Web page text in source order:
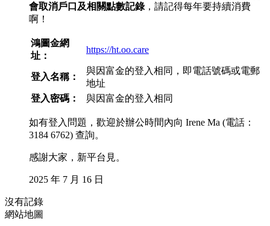
會取消戶口及相關點數記錄，請記得每年要持續消費
啊！
鴻圖金網
址：
https://ht.oo.care
登入名稱：
與因富金的登入相同，即電話號碼或電郵
地址
登入密碼：
與因富金的登入相同
如有登入問題，歡迎於辦公時間內向 Irene Ma (電話：
3184 6762) 查詢。
感謝大家，新平台見。
2025 年 7 月 16 日
沒有記錄
網站地圖